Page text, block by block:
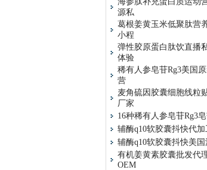
源私
葛根姜黄玉米低聚肽营
小程
弹性胶原蛋白肽饮直播
体验
稀有人参皂苷Rg3美国
营
麦角硫因胶囊细胞线粒
厂家
16种稀有人参皂苷Rg3
辅酶q10软胶囊抖快代
辅酶q10软胶囊抖快美
有机姜黄素胶囊批发代
OEM